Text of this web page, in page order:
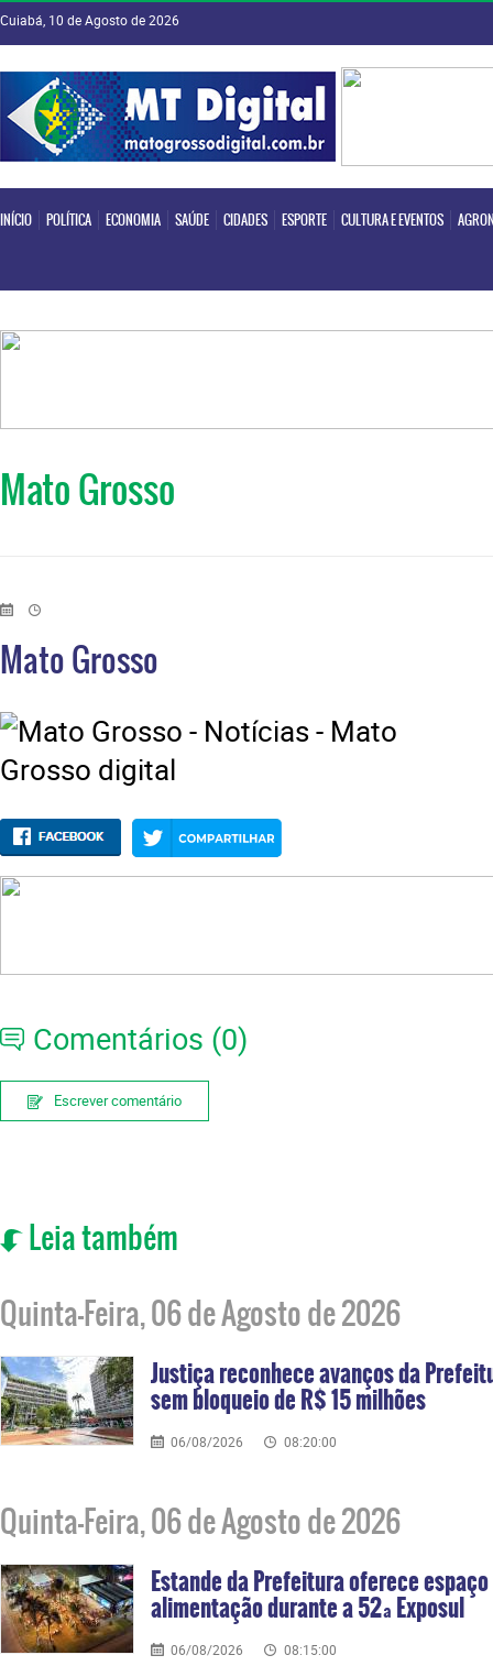
Cuiabá, 10 de Agosto de 2026
INÍCIO POLÍTICA ECONOMIA SAÚDE CIDADES ESPORTE CULTURA E EVENTOS
INÍCIO POLÍTICA ECONOMIA SAÚDE
Mato Grosso
Mato Grosso
Comentários (0)
Escrever comentário
Leia também
Quinta-Feira, 06 de Agosto de 2026
Justiça reconhece avanços da
sem bloqueio de R$ 15 milhões
06/08/2026 08:20:00
Quinta-Feira, 06 de Agosto de 2026
Estande da Prefeitura oferece
alimentação durante a 52ª Exposul
06/08/2026 08:15:00